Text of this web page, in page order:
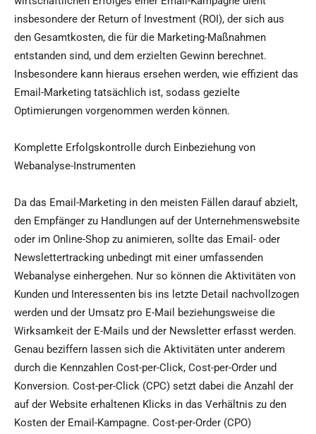
insbesondere der Return of Investment (ROI), der sich aus
den Gesamtkosten, die für die Marketing-Maßnahmen
entstanden sind, und dem erzielten Gewinn berechnet.
Insbesondere kann hieraus ersehen werden, wie effizient das
Email-Marketing tatsächlich ist, sodass gezielte
Optimierungen vorgenommen werden können.
Komplette Erfolgskontrolle durch Einbeziehung von
Webanalyse-Instrumenten
Da das Email-Marketing in den meisten Fällen darauf abzielt,
den Empfänger zu Handlungen auf der Unternehmenswebsite
oder im Online-Shop zu animieren, sollte das Email- oder
Newslettertracking unbedingt mit einer umfassenden
Webanalyse einhergehen. Nur so können die Aktivitäten von
Kunden und Interessenten bis ins letzte Detail nachvollzogen
werden und der Umsatz pro E-Mail beziehungsweise die
Wirksamkeit der E-Mails und der Newsletter erfasst werden.
Genau beziffern lassen sich die Aktivitäten unter anderem
durch die Kennzahlen Cost-per-Click, Cost-per-Order und
Konversion. Cost-per-Click (CPC) setzt dabei die Anzahl der
auf der Website erhaltenen Klicks in das Verhältnis zu den
Kosten der Email-Kampagne. Cost-per-Order (CPO)